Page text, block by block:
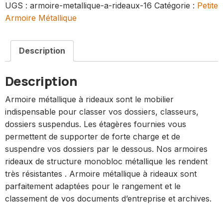
UGS : armoire-metallique-a-rideaux-16 Catégorie : Petite
Armoire Métallique
Description
Description
Armoire métallique à rideaux sont le mobilier
indispensable pour classer vos dossiers, classeurs,
dossiers suspendus. Les étagères fournies vous
permettent de supporter de forte charge et de
suspendre vos dossiers par le dessous. Nos armoires
rideaux de structure monobloc métallique les rendent
très résistantes . Armoire métallique à rideaux sont
parfaitement adaptées pour le rangement et le
classement de vos documents d’entreprise et archives.